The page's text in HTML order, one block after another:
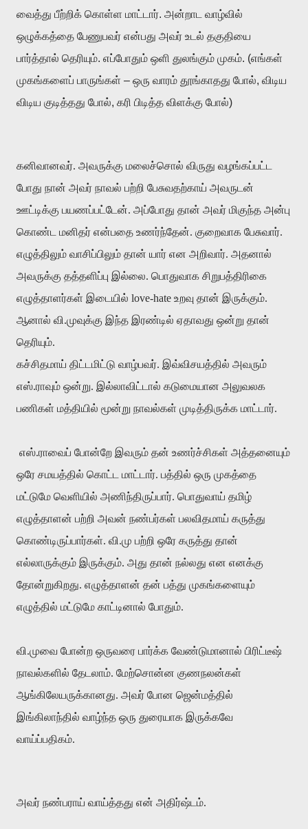
வைத்து பீற்றிக் கொள்ள மாட்டார். அன்றாட வாழ்வில்
ஒழுக்கத்தை பேணுபவர் என்பது அவர் உடல் தகுதியை
பார்த்தால் தெரியும். எப்போதும் ஒளி துலங்கும் முகம். (எங்கள்
முகங்களைப் பாருங்கள் – ஒரு வாரம் தூங்காதது போல், விடிய
விடிய குடித்தது போல், கரி பிடித்த விளக்கு போல்)
கனிவானவர். அவருக்கு மலைச்சொல் விருது வழங்கப்பட்ட
போது நான் அவர் நாவல் பற்றி பேசுவதற்காய் அவருடன்
ஊட்டிக்கு பயணப்பட்டேன். அப்போது தான் அவர் மிகுந்த அன்பு
கொண்ட மனிதர் என்பதை உணர்ந்தேன். குறைவாக பேசுவார்.
எழுத்திலும் வாசிப்பிலும் தான் யார் என அறிவார். அதனால்
அவருக்கு தத்தளிப்பு இல்லை. பொதுவாக சிறுபத்திரிகை
எழுத்தாளர்கள் இடையில் love-hate உறவு தான் இருக்கும்.
ஆனால் வி.முவுக்கு இந்த இரண்டில் ஏதாவது ஒன்று தான்
தெரியும்.
கச்சிதமாய் திட்டமிட்டு வாழ்பவர். இவ்விசயத்தில் அவரும்
எஸ்.ராவும் ஒன்று. இல்லாவிட்டால் கடுமையான அலுவலக
பணிகள் மத்தியில் மூன்று நாவல்கள் முடித்திருக்க மாட்டார்.
எஸ்.ராவைப் போன்றே இவரும் தன் உணர்ச்சிகள் அத்தனையும்
ஒரே சமயத்தில் கொட்ட மாட்டார். பத்தில் ஒரு முகத்தை
மட்டுமே வெளியில் அணிந்திருப்பார். பொதுவாய் தமிழ்
எழுத்தாளன் பற்றி அவன் நண்பர்கள் பலவிதமாய் கருத்து
கொண்டிருப்பார்கள். வி.மு பற்றி ஒரே கருத்து தான்
எல்லாருக்கும் இருக்கும். அது தான் நல்லது என எனக்கு
தோன்றுகிறது. எழுத்தாளன் தன் பத்து முகங்களையும்
எழுத்தில் மட்டுமே காட்டினால் போதும்.
வி.முவை போன்ற ஒருவரை பார்க்க வேண்டுமானால் பிரிட்டீஷ்
நாவல்களில் தேடலாம். மேற்சொன்ன குணநலன்கள்
ஆங்கிலேயருக்கானது. அவர் போன ஜென்மத்தில்
இங்கிலாந்தில் வாழ்ந்த ஒரு துரையாக இருக்கவே
வாய்ப்பதிகம்.
அவர் நண்பராய் வாய்த்தது என் அதிர்ஷ்டம்.